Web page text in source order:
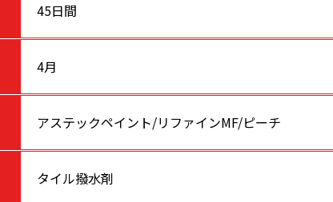
45日間
4月
アステックペイント/リファインMF/ピーチ
タイル撥水剤